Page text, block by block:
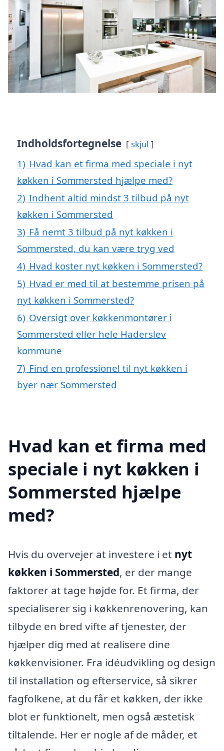
Indholdsfortegnelse skjul
1) Hvad kan et firma med speciale i nyt
køkken i Sommersted hjælpe med?
2) Indhent altid mindst 3 tilbud på nyt
køkken i Sommersted
3) Få nemt 3 tilbud på nyt køkken i
Sommersted, du kan være tryg ved
4) Hvad koster nyt køkken i Sommersted?
5) Hvad er med til at bestemme prisen på
nyt køkken i Sommersted?
6) Oversigt over køkkenmontører i
Sommersted eller hele Haderslev
kommune
7) Find en professionel til nyt køkken i
byer nær Sommersted
Hvad kan et firma med
speciale i nyt køkken i
Sommersted hjælpe
med?
Hvis du overvejer at investere i et nyt
køkken i Sommersted, er der mange
faktorer at tage højde for. Et firma, der
specialiserer sig i køkkenrenovering, kan
tilbyde en bred vifte af tjenester, der
hjælper dig med at realisere dine
køkkenvisioner. Fra idéudvikling og design
til installation og efterservice, så sikrer
fagfolkene, at du får et køkken, der ikke
blot er funktionelt, men også æstetisk
tiltalende. Her er nogle af de måder, et